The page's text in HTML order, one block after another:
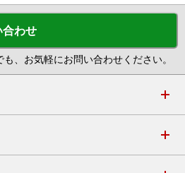
合わせ
、お気軽にお問い合わせください。